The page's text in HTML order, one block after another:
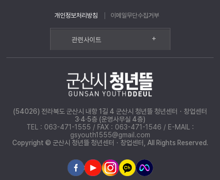
개인정보처리방침 이메일무단수집거부
관련사이트 +
(54026) 전라북도 군산시 내항 1길 4 군산시 청년뜰 청년센터ㆍ창업센터
3·4·5층 (운영사무실 4층)
TEL : 063-471-1555 / FAX : 063-471-1546 / E-MAIL :
gsyouth1555@gmail.com
Copyright © 군산시 청년뜰 청년센터ㆍ창업센터, All Rights Reserved.